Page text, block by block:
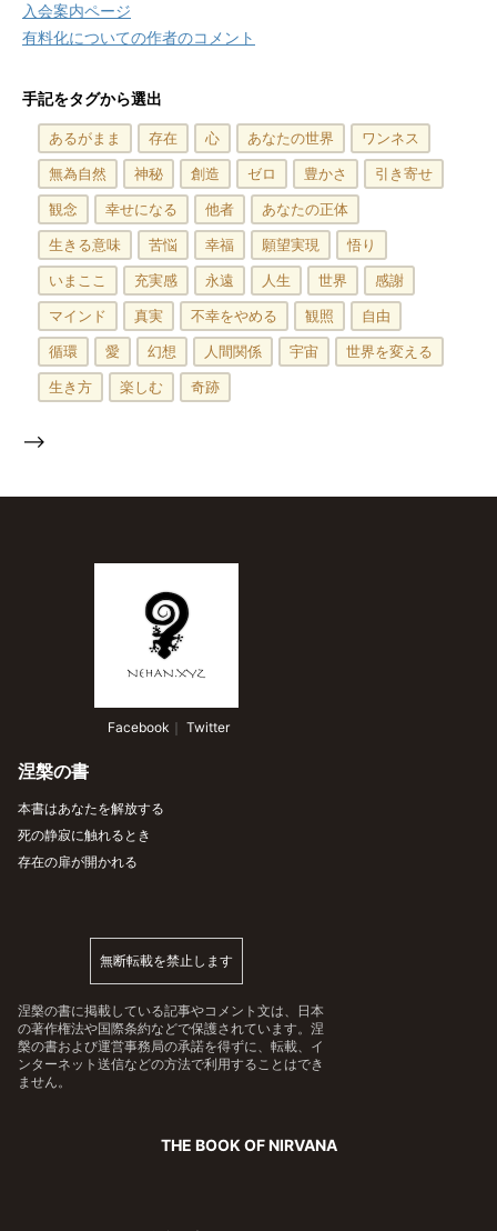
入会案内ページ
有料化についての作者のコメント
手記をタグから選出
あるがまま 存在 心 あなたの世界
ワンネス
無為自然
神秘 創造 ゼロ 豊かさ
引き寄せ
観念
幸せになる 他者
あなたの正体
生きる意味
苦悩 幸福 願望実現
悟り
いまここ
充実感 永遠 人生 世界
感謝
マインド
真実 不幸をやめる 観照
自由
循環
愛 幻想 人間関係 宇宙
世界を変える
生き方
楽しむ 奇跡
-->
Facebook ｜ Twitter
涅槃の書
本書はあなたを解放する
死の静寂に触れるとき
存在の扉が開かれる
無断転載を禁止します
涅槃の書に掲載している記事やコメント文は、日本
の著作権法や国際条約などで保護されています。涅
槃の書および運営事務局の承諾を得ずに、転載、イ
ンターネット送信などの方法で利用することはでき
ません。
THE BOOK OF NIRVANA